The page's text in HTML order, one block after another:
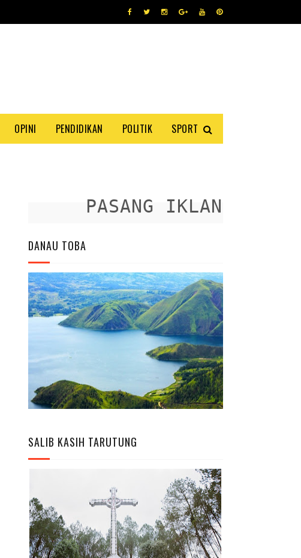
OPINI PENDIDIKAN POLITIK SPORT
PASANG IKLAN ANDA
DANAU TOBA
SALIB KASIH TARUTUNG